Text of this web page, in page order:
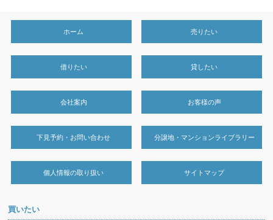
ホーム 売りたい
借りたい 貸したい
会社案内 お客様の声
下見予約・お問い合わせ 分譲地・マンションライブラリー
個人情報の取り扱い サイトマップ
買いたい